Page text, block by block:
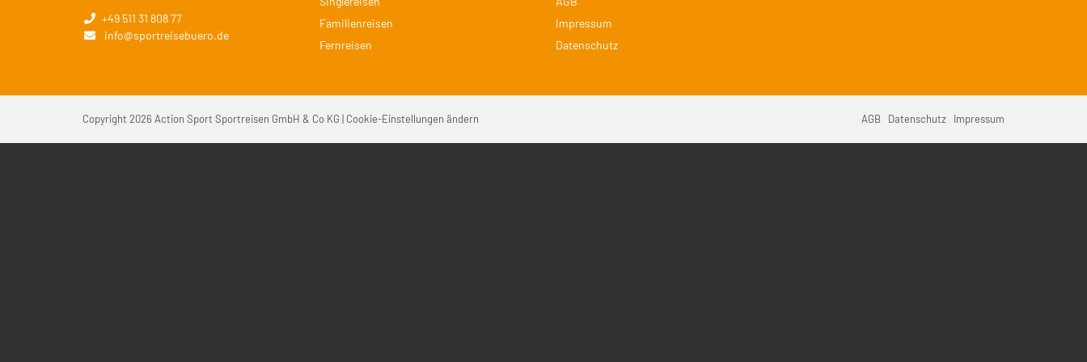
+49 511 31 808 77
info@sportreisebuero.de
Familienreisen
Fernreisen
Impressum
Datenschutz
Copyright 2026 Action Sport Sportreisen GmbH & Co KG | Cookie-Einstellungen ändern AGB Datenschutz Impressum